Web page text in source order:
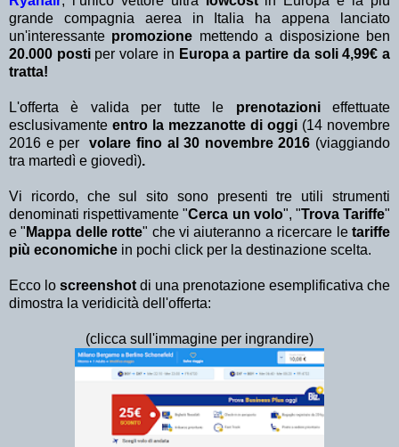
grande compagnia aerea in Italia ha appena lanciato
un'interessante promozione mettendo a disposizione ben
20.000 posti per volare in Europa a partire da soli 4,99€ a
tratta!
L'offerta è valida per tutte le prenotazionieffettuate
esclusivamente entro la mezzanotte di oggi (14 novembre
2016 e pervolare fino al 30 novembre 2016 (viaggiando
tra martedì e giovedì).
Vi ricordo, che sul sito sono presenti tre utili strumenti
denominati rispettivamente "Cerca un volo", "Trova Tariffe"
e " Mappa delle rotte" che vi aiuteranno a ricercare letariffe
più economiche in pochi click per la destinazione scelta.
Ecco lo screenshot di una prenotazione esemplificativa che
dimostra la veridicità dell'offerta:
(clicca sull'immagine per ingrandire)